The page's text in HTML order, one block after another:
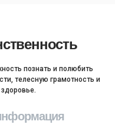
познать и полюбить
телесную грамотность и